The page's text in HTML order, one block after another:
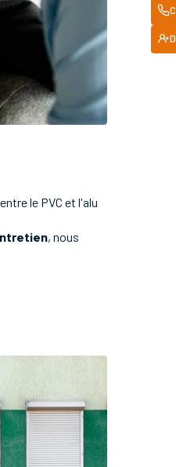
le PVC et l'alu
, nous